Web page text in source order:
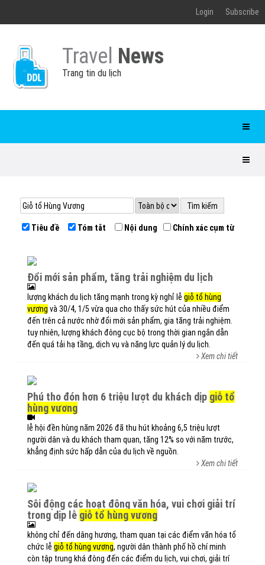
Login Subscribe
Travel News
Trang tin du lịch
Tiêu đề Tóm tắt Nội dung Chính xác cụm từ
đổi mới sản phẩm, tăng trải nghiệm du lịch
lượng khách du lịch tăng mạnh trong kỳ nghỉ lễ giỗ tổ hùng
vương và 30/4, 1/5 vừa qua cho thấy sức hút của nhiều điểm
đến trên cả nước nhờ đổi mới sản phẩm, gia tăng trải nghiệm.
tuy nhiên, lượng khách đông cục bộ trong thời gian ngắn dẫn
đến quá tải hạ tầng, dịch vụ và năng lực quản lý du lịch.
Xem chi tiết
phú thọ đón hơn 6 triệu lượt du khách dịp giỗ tổ
hùng vương
lễ hội đền hùng năm 2026 đã thu hút khoảng 6,5 triệu lượt
người dân và du khách tham quan, tăng 12% so với năm trước,
khẳng định sức hấp dẫn của du lịch về nguồn.
Xem chi tiết
sôi động các hoạt động văn hóa, vui chơi giải trí
trong dịp lễ giỗ tổ hùng vương
không chỉ đến dâng hương, tham quan tại các điểm văn hóa tổ
chức lễ giỗ tổ hùng vương, người dân thành phố hồ chí minh
còn tập trung khá đông đến các điểm du lịch, vui chơi, giải trí